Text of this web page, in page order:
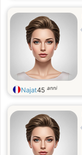
Najat45 anni